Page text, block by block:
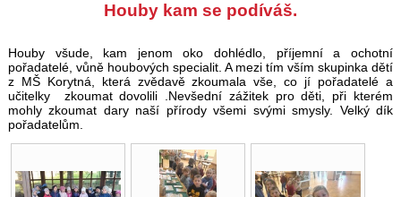
Houby kam se podíváš.
Houby všude, kam jenom oko dohlédlo, příjemní a ochotní
pořadatelé, vůně houbových specialit. A mezi tím vším skupinka dětí
z MŠ Korytná, která zvědavě zkoumala vše, co jí pořadatelé a
učitelky zkoumat dovolili .Nevšední zážitek pro děti, při kterém
mohly zkoumat dary naší přírody všemi svými smysly. Velký dík
pořadatelům.